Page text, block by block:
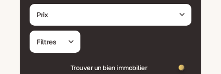
Prix
Filtres
Trouver un bien immobilier